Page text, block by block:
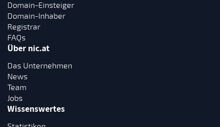
Domain-Einsteiger
Domain-Inhaber
Registrar
FAQs
Über nic.at
Das Unternehmen
News
Team
Jobs
Wissenswertes